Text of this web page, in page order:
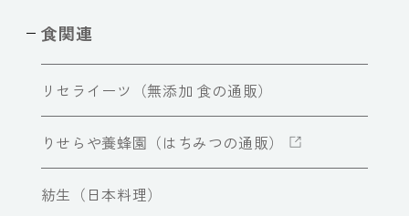
食関連
リセライーツ（無添加 食の通販）
りせらや養蜂園（はちみつの通販）
紡生（日本料理）